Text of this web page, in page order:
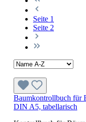
Seite 1
Seite 2
Baumkontrollbuch für
DIN A5, tabellarisch